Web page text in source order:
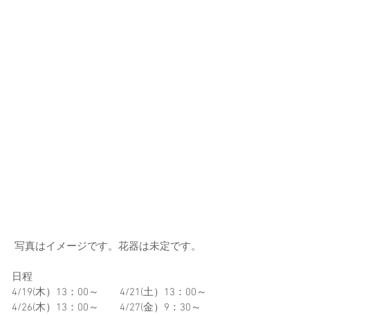
写真はイメージです。花器は未定です。
日程
4/19(木）13：00～　　4/21(土）13：00～
4/26(木）13：00～　　4/27(金）9：30～